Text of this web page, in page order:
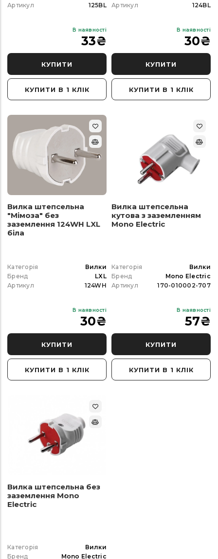
Артикул
125BL
В наявності
33₴
КУПИТИ
КУПИТИ В 1 КЛІК
Артикул
124BL
В наявності
30₴
КУПИТИ
КУПИТИ В 1 КЛІК
Вилка штепсельна
"Мімоза" без
заземлення 124WH LXL
біла
Категорія
Вилки
Бренд
LXL
Артикул
124WH
В наявності
30₴
КУПИТИ
КУПИТИ В 1 КЛІК
Вилка штепсельна
кутова з заземленням
Mono Electric
Категорія
Вилки
Бренд
Mono Electric
Артикул
170-010002-707
В наявності
57₴
КУПИТИ
КУПИТИ В 1 КЛІК
Вилка штепсельна без
заземлення Mono
Electric
Категорія
Вилки
Бренд
Mono Electric